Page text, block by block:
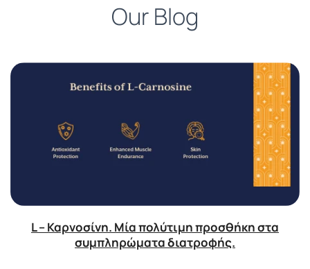
Our Blog
L – Καρνοσίνη. Μία πολύτιμη προσθήκη στα
συμπληρώματα διατροφής.